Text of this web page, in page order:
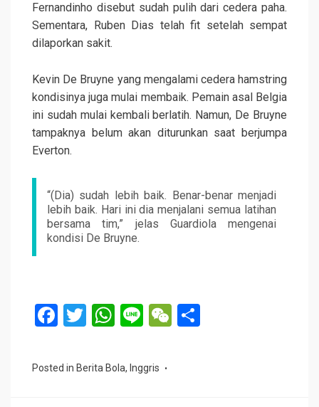
Fernandinho disebut sudah pulih dari cedera paha.
Sementara, Ruben Dias telah fit setelah sempat
dilaporkan sakit.
Kevin De Bruyne yang mengalami cedera hamstring
kondisinya juga mulai membaik. Pemain asal Belgia
ini sudah mulai kembali berlatih. Namun, De Bruyne
tampaknya belum akan diturunkan saat berjumpa
Everton.
“(Dia) sudah lebih baik. Benar-benar menjadi
lebih baik. Hari ini dia menjalani semua latihan
bersama tim,” jelas Guardiola mengenai
kondisi De Bruyne.
F
ce
T
tt
W
at
Li
e
W
Posted in Berita Bola, Inggris